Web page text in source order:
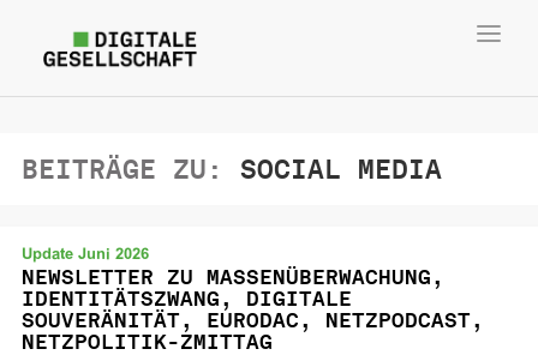
BEITRÄGE ZU: SOCIAL MEDIA
Update Juni 2026
NEWSLETTER ZU MASSENÜBERWACHUNG,
IDENTITÄTSZWANG, DIGITALE
SOUVERÄNITÄT, EURODAC, NETZPODCAST,
NETZPOLITIK-ZMITTAG